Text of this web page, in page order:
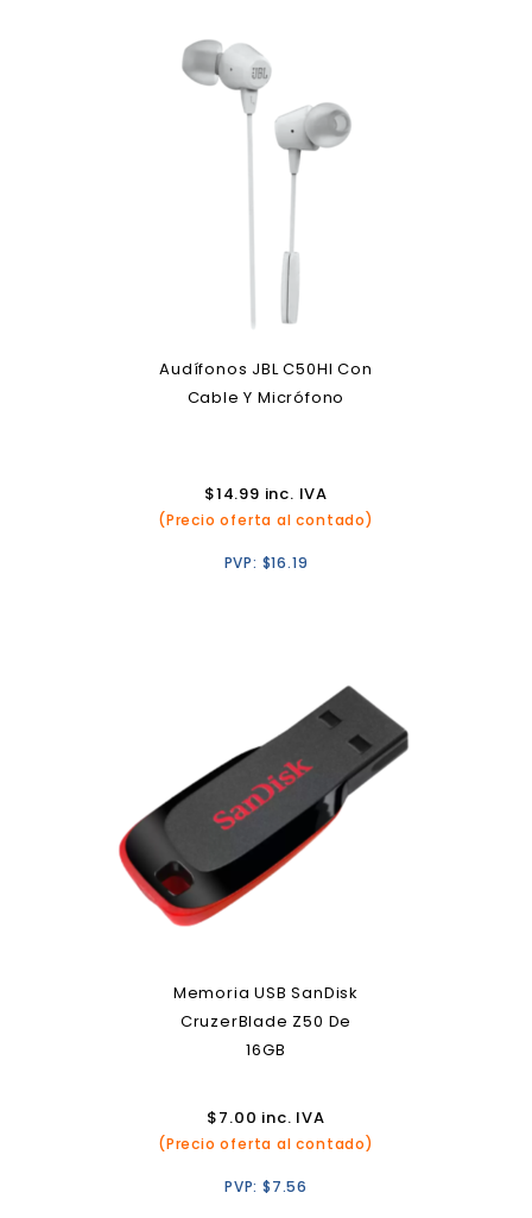
Audífonos JBL C50HI Con
Cable Y Micrófono
$14.99 inc. IVA
(Precio oferta al contado)
PVP: $16.19
Memoria USB SanDisk
CruzerBlade Z50 De
16GB
$7.00 inc. IVA
(Precio oferta al contado)
PVP: $7.56